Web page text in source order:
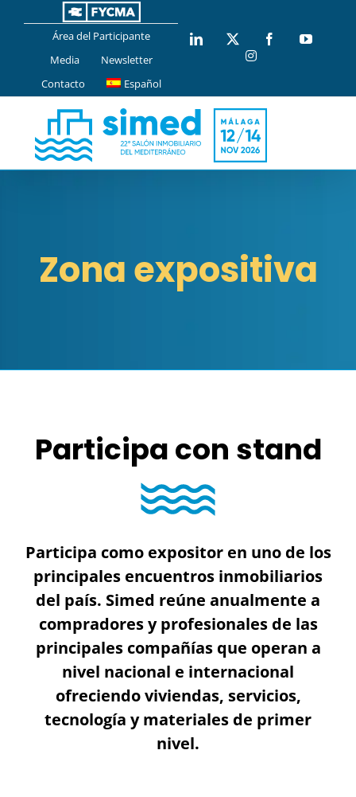
Área del Participante
Media
Newsletter
Contacto
Español
LinkedIn Facebook
Instagram
Zona expositiva
Participa con stand
Participa como expositor en uno de los
principales encuentros inmobiliarios
del país. Simed reúne anualmente a
compradores y profesionales de las
principales compañías que operan a
nivel nacional e internacional
ofreciendo viviendas, servicios,
tecnología y materiales de primer
nivel.